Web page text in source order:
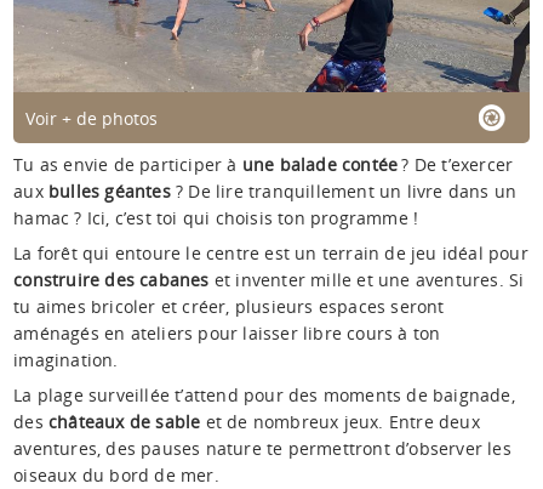
Voir + de photos
Tu as envie de participer à une balade contée? De t’exercer
aux bulles géantes? De lire tranquillement un livre dans un
hamac ? Ici, c’est toi qui choisis ton programme !
La forêt qui entoure le centre est un terrain de jeu idéal pour
construire des cabanes et inventer mille et une aventures. Si
tu aimes bricoler et créer, plusieurs espaces seront
aménagés en ateliers pour laisser libre cours à ton
imagination.
La plage surveillée t’attend pour des moments de baignade,
deschâteaux de sable et de nombreux jeux. Entre deux
aventures, des pauses nature te permettront d’observer les
oiseaux du bord de mer.